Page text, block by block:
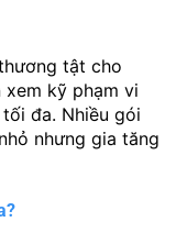
tật cho
xem kỹ phạm vi
đa. Nhiều gói
nhưng gia tăng